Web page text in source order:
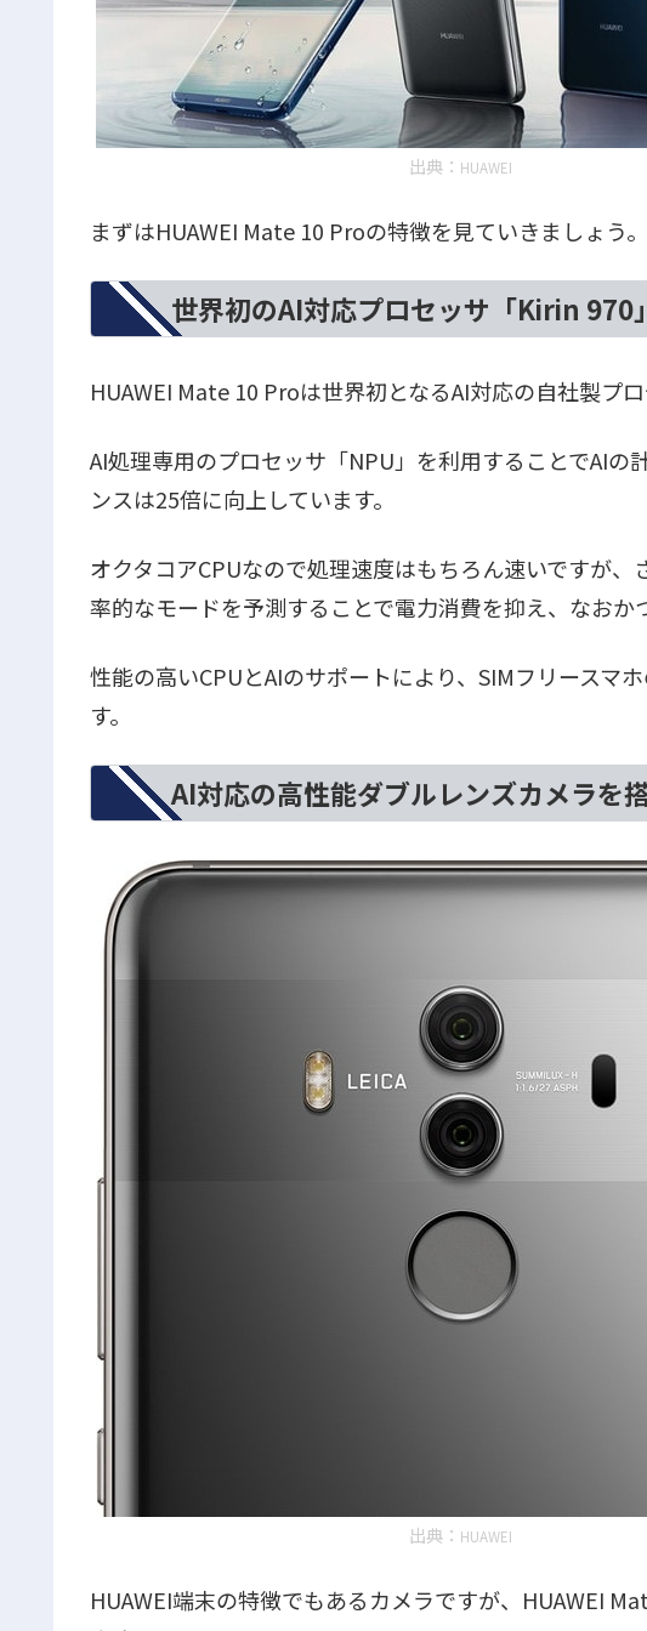
出典： HUAWEI
まずはHUAWEI Mate 10 Proの特徴を見ていきましょう。
世界初のAI対応プロセッサ「Kirin 970
HUAWEI Mate 10 Proは世界初となるAI対応の自社製プ
AI処理専用のプロセッサ「NPU」を利用することでAI
ンスは25倍に向上しています。
オクタコアCPUなので処理速度はもちろん速いですが
率的なモードを予測することで電力消費を抑え、なおか
性能の高いCPUとAIのサポートにより、SIMフリースマ
す。
AI対応の高性能ダブルレンズカメラを
出典： HUAWEI
HUAWEI端末の特徴でもあるカメラですが、HUAWEI